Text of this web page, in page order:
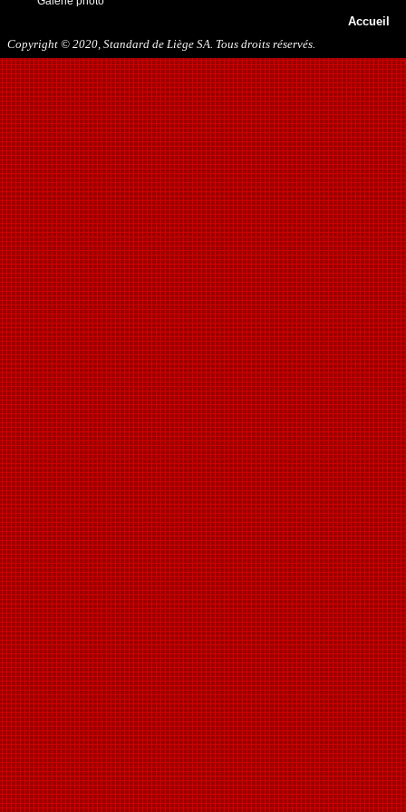
13/05/2018
27/10/2018
10/11/2018
16/03/2019
31/07/2019
09/11/2019
23/11/2019
Accueil
Copyright © 2020, Standard de Liège SA. Tous droits réservés.